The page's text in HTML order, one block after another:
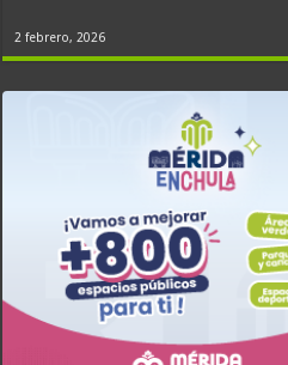
2 febrero, 2026